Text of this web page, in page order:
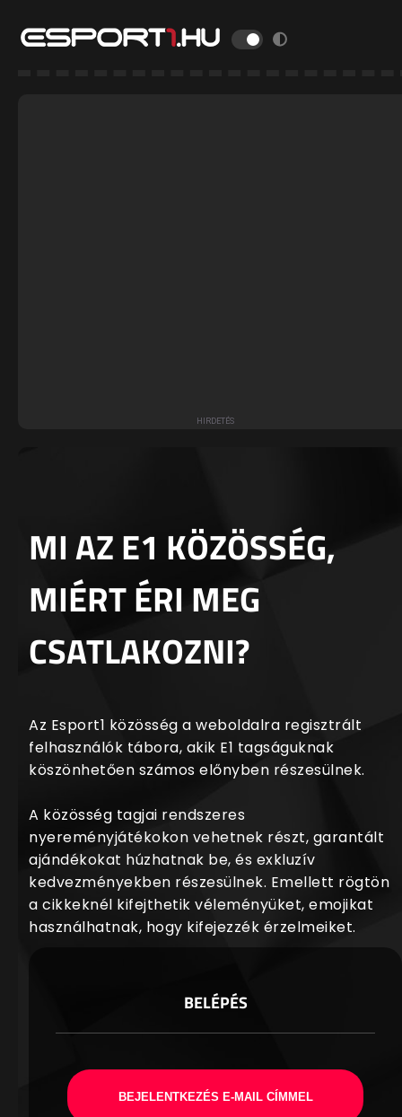
MI AZ E1 KÖZÖSSÉG,
MIÉRT ÉRI MEG
CSATLAKOZNI?
Az Esport1 közösség a weboldalra regisztrált
felhasználók tábora, akik E1 tagságuknak
köszönhetően számos előnyben részesülnek.
A közösség tagjai rendszeres
nyereményjátékokon vehetnek részt, garantált
ajándékokat húzhatnak be, és exkluzív
kedvezményekben részesülnek. Emellett rögtön
a cikkeknél kifejthetik véleményüket, emojikat
használhatnak, hogy kifejezzék érzelmeiket.
BELÉPÉS
BEJELENTKEZÉS E-MAIL CÍMMEL